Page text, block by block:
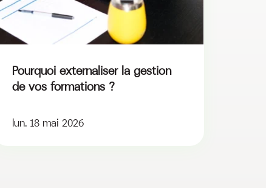
Pourquoi externaliser la gestion
de vos formations ?
lun. 18 mai 2026